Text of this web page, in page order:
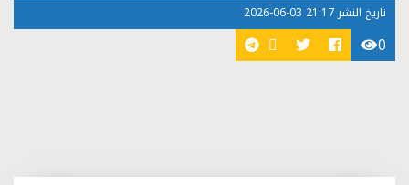
تاريخ النشر 21:17 03-06-2026
0